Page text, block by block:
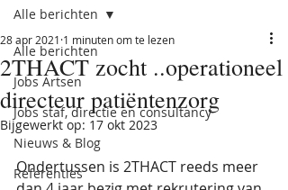
Alle berichten
Jobs Artsen
Jobs staf, directie en consultancy
Nieuws & Blog
Referenties
Alle berichten
2THACT zocht ..operationeel
directeur patiëntenzorg
28 apr 2021 1 minuten om te lezen
Bijgewerkt op: 17 okt 2023
Ondertussen is 2THACT reeds meer